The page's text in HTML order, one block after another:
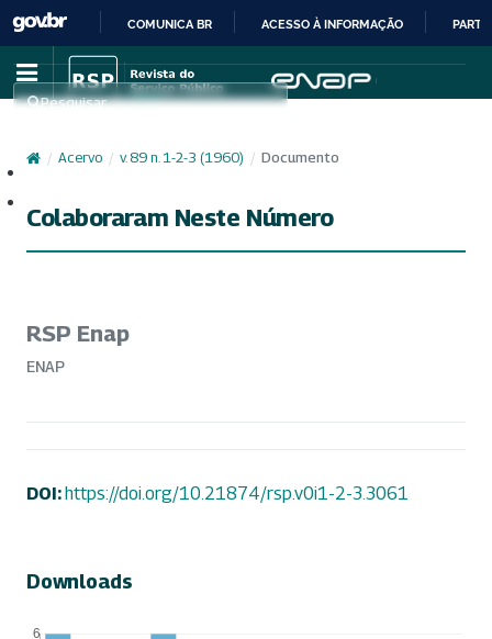
IR
PARA
CONTEÚDO
COMUNICA BR ACESSO À INFORMAÇÃO
Pesquisar
/ Acervo / v. 89 n. 1-2-3 (1960) / Documento
Colaboraram Neste Número
RSP Enap
ENAP
DOI:https://doi.org/10.21874/rsp.v0i1-2-3.3061
Downloads